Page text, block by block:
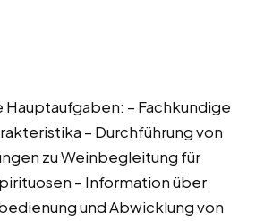
– Fachkundige
– Durchführung von
zu Weinbegleitung für
– Information über
und Abwicklung von